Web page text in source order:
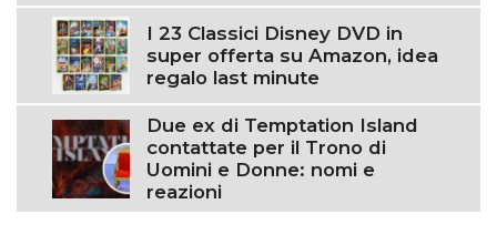
I 23 Classici Disney DVD in
super offerta su Amazon, idea
regalo last minute
Due ex di Temptation Island
contattate per il Trono di
Uomini e Donne: nomi e
reazioni